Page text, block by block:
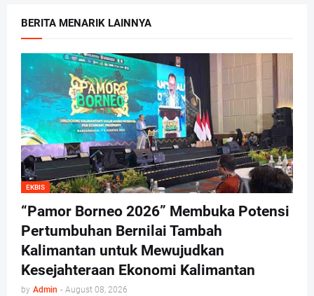
BERITA MENARIK LAINNYA
EKBIS
“Pamor Borneo 2026” Membuka Potensi
Pertumbuhan Bernilai Tambah
Kalimantan untuk Mewujudkan
Kesejahteraan Ekonomi Kalimantan
by Admin - August 08, 2026